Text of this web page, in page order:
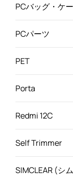
PCバッグ・ケ
PCパーツ
PET
Porta
Redmi 12C
Self Trimmer
SIMCLEAR (シ